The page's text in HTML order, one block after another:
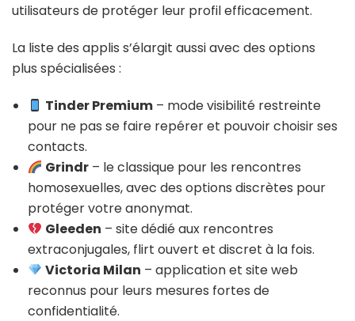
utilisateurs de protéger leur profil efficacement.
La liste des applis s’élargit aussi avec des options
plus spécialisées :
Tinder Premium – mode visibilité restreinte
pour ne pas se faire repérer et pouvoir choisir ses
contacts.
Grindr – le classique pour les rencontres
homosexuelles, avec des options discrètes pour
protéger votre anonymat.
Gleeden – site dédié aux rencontres
extraconjugales, flirt ouvert et discret à la fois.
Victoria Milan – application et site web
reconnus pour leurs mesures fortes de
confidentialité.